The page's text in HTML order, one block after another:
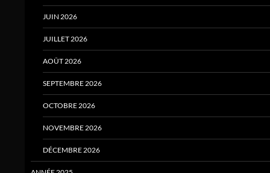
JUIN 2026
JUILLET 2026
AOÛT 2026
SEPTEMBRE 2026
OCTOBRE 2026
NOVEMBRE 2026
DÉCEMBRE 2026